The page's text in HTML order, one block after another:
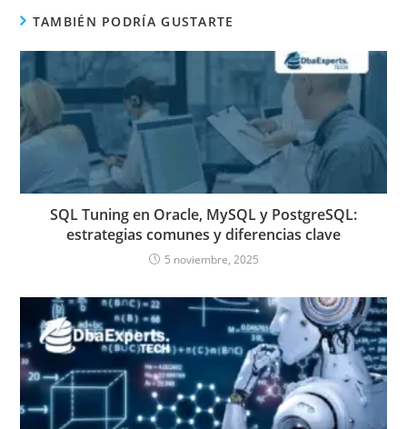
TAMBIÉN PODRÍA GUSTARTE
SQL Tuning en Oracle, MySQL y PostgreSQL:
estrategias comunes y diferencias clave
5 noviembre, 2025